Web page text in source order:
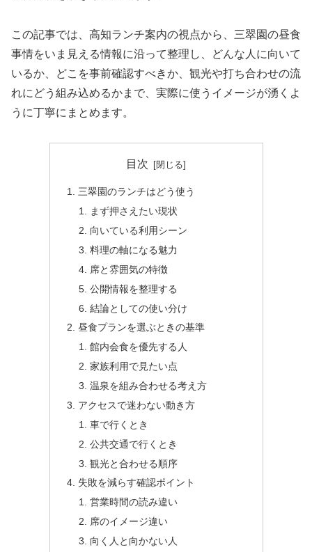
この記事では、高知ランチ案内の視点から、三翠園の昼食
事情をいま見える情報に沿って整理し、どんな人に向いて
いるか、どこを事前確認すべきか、観光や打ち合わせの流
れにどう組み込めるかまで、実際に使うイメージが湧くよ
うに丁寧にまとめます。
目次
三翠園のランチはどう使う
まず押さえたい現状
向いている利用シーン
料理の軸になる魅力
席と雰囲気の特徴
公開情報を整理する
結論としての使い分け
昼食プランを選ぶときの基準
館内会食を優先する人
家族利用で見たい点
温泉を組み合わせる考え方
アクセスで迷わない動き方
車で行くとき
公共交通で行くとき
観光と合わせる順序
失敗を減らす確認ポイント
営業時間の読み違い
席のイメージ違い
向く人と向かない人